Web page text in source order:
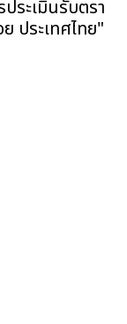
ระเมินรับตรา
ประเทศไทย"